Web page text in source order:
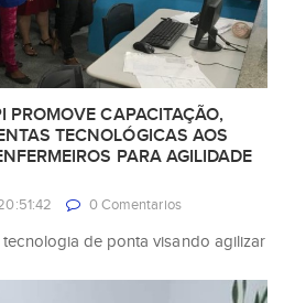
PROMOVE CAPACITAÇÃO,
TECNOLÓGICAS AOS
PARA AGILIDADE
0 Comentarios
de ponta visando agilizar